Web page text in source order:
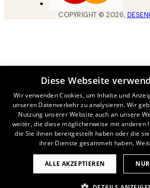
COPYRIGHT ©2026,
Diese Webseite
Wir verwenden Cookies, um Inhalte und
unseren Datenverkehr zu analysieren. Wir
Nutzung unserer Website auch an unsere
weiter, die diese möglicherweise mit anderen
die Sie ihnen bereitgestellt haben oder die
ihrer Dienste gesammelt haben.
ALLE AKZEPTIEREN